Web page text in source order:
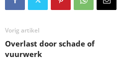
Vorig artikel
Overlast door schade of
vuurwerk